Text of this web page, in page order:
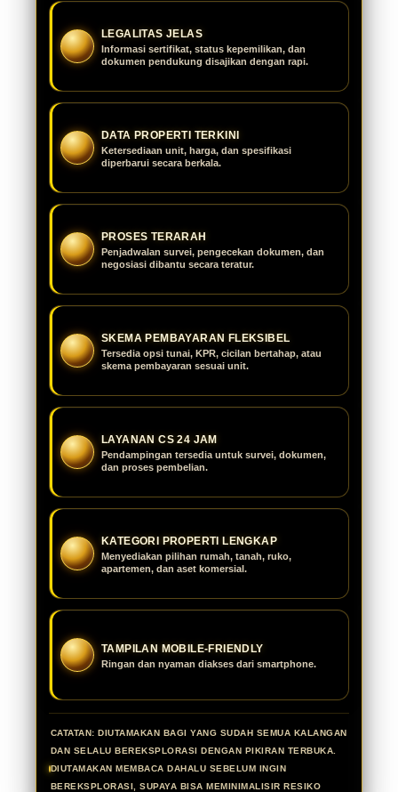
LEGALITAS JELAS
Informasi sertifikat, status kepemilikan, dan
dokumen pendukung disajikan dengan rapi.
DATA PROPERTI TERKINI
Ketersediaan unit, harga, dan spesifikasi
diperbarui secara berkala.
PROSES TERARAH
Penjadwalan survei, pengecekan dokumen, dan
negosiasi dibantu secara teratur.
SKEMA PEMBAYARAN FLEKSIBEL
Tersedia opsi tunai, KPR, cicilan bertahap, atau
skema pembayaran sesuai unit.
LAYANAN CS 24 JAM
Pendampingan tersedia untuk survei, dokumen,
dan proses pembelian.
KATEGORI PROPERTI LENGKAP
Menyediakan pilihan rumah, tanah, ruko,
apartemen, dan aset komersial.
TAMPILAN MOBILE-FRIENDLY
Ringan dan nyaman diakses dari smartphone.
CATATAN: DIUTAMAKAN BAGI YANG SUDAH SEMUA KALANGAN
DAN SELALU BEREKSPLORASI DENGAN PIKIRAN TERBUKA.
DIUTAMAKAN MEMBACA DAHALU SEBELUM INGIN
BEREKSPLORASI, SUPAYA BISA MEMINIMALISIR RESIKO